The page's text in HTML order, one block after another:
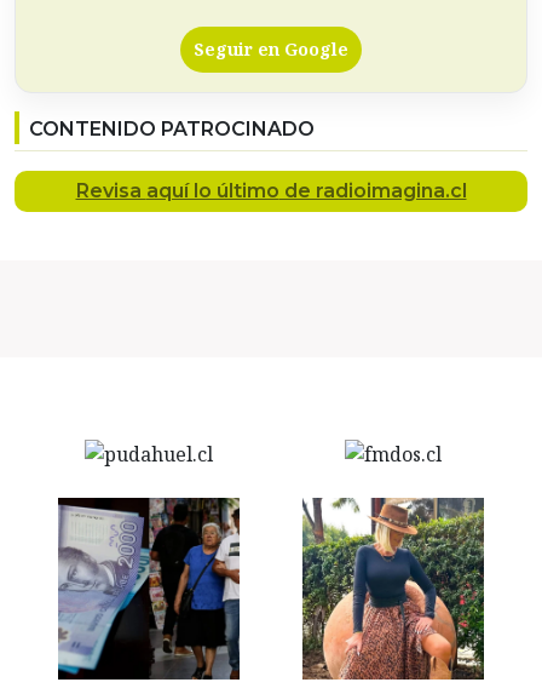
Seguir en Google
CONTENIDO PATROCINADO
Revisa aquí lo último de radioimagina.cl